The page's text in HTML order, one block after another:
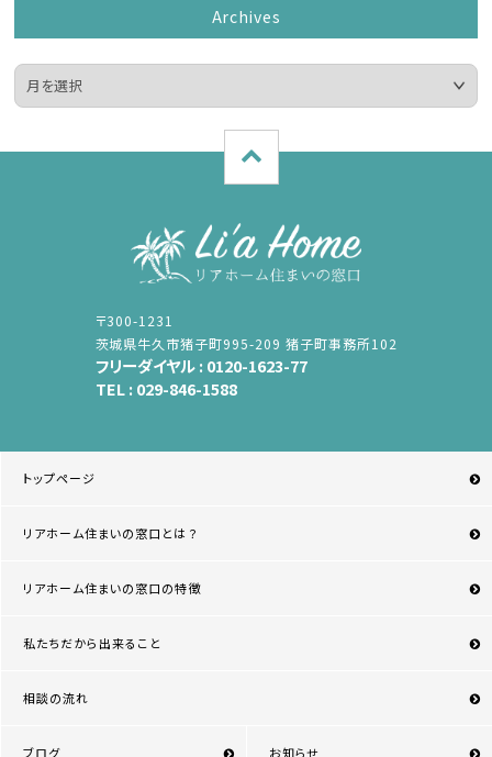
Archives
〒300-1231
茨城県牛久市猪子町995-209 猪子町事務所102
フリーダイヤル : 0120-1623-77
TEL : 029-846-1588
トップページ
リアホーム住まいの窓口とは？
リアホーム住まいの窓口の特徴
私たちだから出来ること
相談の流れ
ブログ お知らせ